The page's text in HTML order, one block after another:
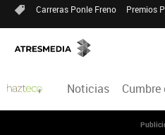
Carreras Ponle Freno Premios
Noticias